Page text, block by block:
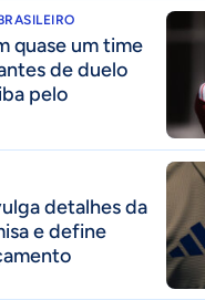
quase um time
de duelo
pelo
detalhes da
e define